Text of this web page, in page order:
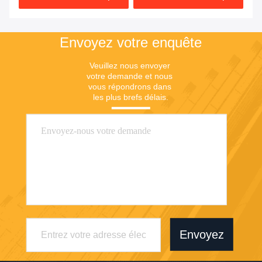
Envoyez votre enquête
Veuillez nous envoyer
votre demande et nous
vous répondrons dans
les plus brefs délais.
Envoyez